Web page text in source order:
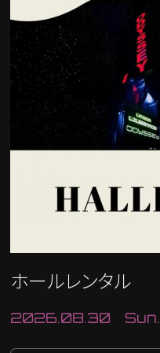
ホールレンタル
2026.08.30 Sun.